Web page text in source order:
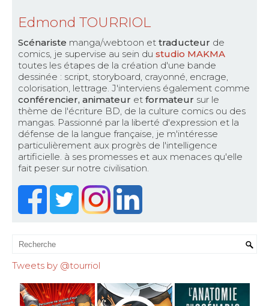
Edmond TOURRIOL
Scénariste manga/webtoon et traducteur de
comics, je supervise au sein du studio MAKMA
toutes les étapes de la création d'une bande
dessinée : script, storyboard, crayonné, encrage,
colorisation, lettrage. J'interviens également comme
conférencier, animateur et formateur sur le
thème de l'écriture BD, de la culture comics ou des
mangas. Passionné par la liberté d'expression et la
défense de la langue française, je m'intéresse
particulièrement aux progrès de l'intelligence
artificielle. à ses promesses et aux menaces qu'elle
fait peser sur notre civilisation.
Tweets by @tourriol